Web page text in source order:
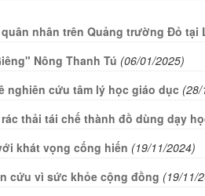
nhân trên Quảng trường Đỏ tại
Nông Thanh Tú (06/01/2025)
nghiên cứu tâm lý học giáo dục
thải tái chế thành đồ dùng dạy
khát vọng cống hiến (19/11/2024)
cứu vì sức khỏe cộng đồng (19/11/